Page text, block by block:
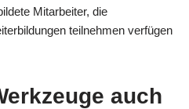
Mitarbeiter, die
teilnehmen verfügen
auch